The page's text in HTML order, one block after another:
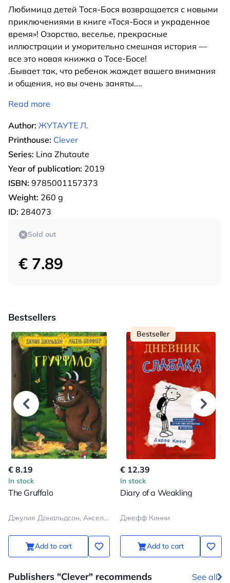
Любимица детей Тося-Бося возвращается с новыми
приключениями в книге «Тося-Бося и украденное
время»! Озорство, веселье, прекрасные
иллюстрации и уморительно смешная история —
все это новая книжка о Тосе-Босе!
.Бывает так, что ребенок жаждет вашего внимания
и общения, но вы очень заняты....
Read more
Author: ЖУТАУТЕ Л.
Printhouse: Clever
Series: Lina Zhutaute
Year of publication: 2019
ISBN: 9785001157373
Weight: 260 g
ID: 284073
Sold out
€ 7.89
Bestsellers
€ 8.19
In stock
The Gruffalo
Джулия Дональдсон, Аксель Шеффлер
Add to cart
Bestseller
€ 12.39
In stock
Diary of a Weakling
Джефф Кинни
Add to cart
Publishers "Clever" recommends See all